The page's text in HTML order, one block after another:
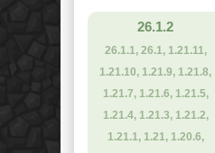
26.1.2
26.1.1, 26.1, 1.21.11,
1.21.10, 1.21.9, 1.21.8,
1.21.7, 1.21.6, 1.21.5,
1.21.4, 1.21.3, 1.21.2,
1.21.1, 1.21, 1.20.6,